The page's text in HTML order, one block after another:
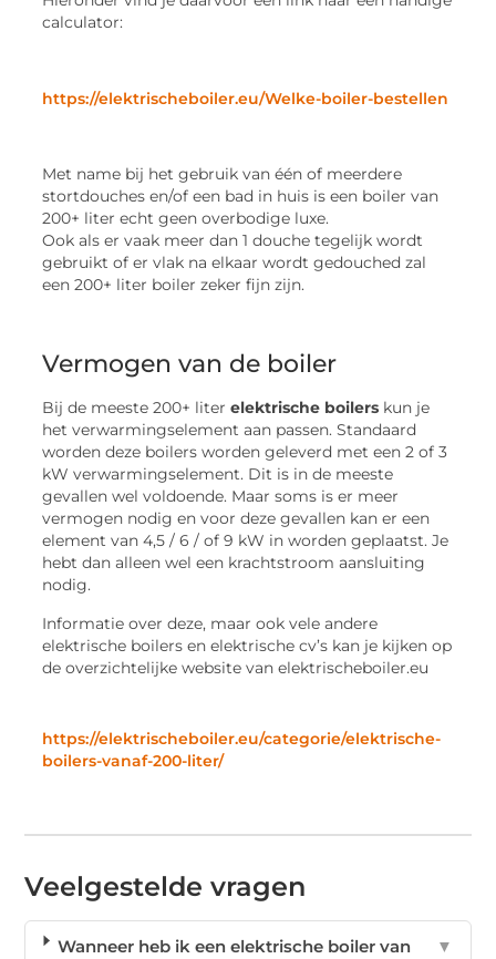
calculator:
https://elektrischeboiler.eu/Welke-boiler-bestellen
Met name bij het gebruik van één of meerdere
stortdouches en/of een bad in huis is een boiler van
200+ liter echt geen overbodige luxe.
Ook als er vaak meer dan 1 douche tegelijk wordt
gebruikt of er vlak na elkaar wordt gedouched zal
een 200+ liter boiler zeker fijn zijn.
Vermogen van de boiler
Bij de meeste 200+ literelektrische boilers kun je
het verwarmingselement aan passen. Standaard
worden deze boilers worden geleverd met een 2 of 3
kW verwarmingselement. Dit is in de meeste
gevallen wel voldoende. Maar soms is er meer
vermogen nodig en voor deze gevallen kan er een
element van 4,5 / 6 / of 9 kW in worden geplaatst. Je
hebt dan alleen wel een krachtstroom aansluiting
nodig.
Informatie over deze, maar ook vele andere
elektrische boilers en elektrische cv’s kan je kijken op
de overzichtelijke website van elektrischeboiler.eu
https://elektrischeboiler.eu/categorie/elektrische-
boilers-vanaf-200-liter/
Veelgestelde vragen
Wanneer heb ik een elektrische boiler van
▼